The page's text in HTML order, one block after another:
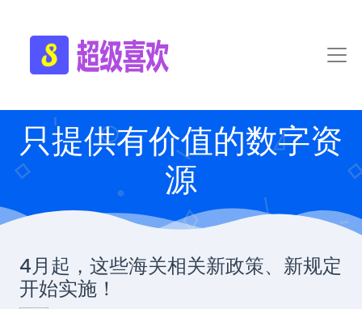
只提供有价值的数字资
源
4月起，这些海关相关新政策、新规定
开始实施！